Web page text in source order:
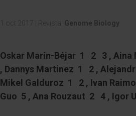
1 oct 2017 Revista: Genome Biology
Oskar Marín-Béjar 1 2 3 ,
, Dannys Martinez 1 2 ,
Mikel Galduroz 1 2 , Ivan
Guo 5 , Ana Rouzaut 2 4 , Igor